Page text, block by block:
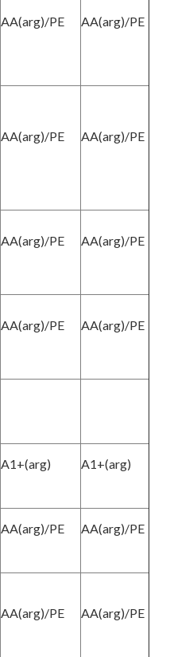
AA(arg)/PE AA(arg)/PE
AA(arg)/PE AA(arg)/PE
AA(arg)/PE AA(arg)/PE
AA(arg)/PE AA(arg)/PE
A1+(arg) A1+(arg)
AA(arg)/PE AA(arg)/PE
AA(arg)/PE AA(arg)/PE